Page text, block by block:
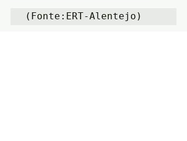
(Fonte:ERT-Alentejo)